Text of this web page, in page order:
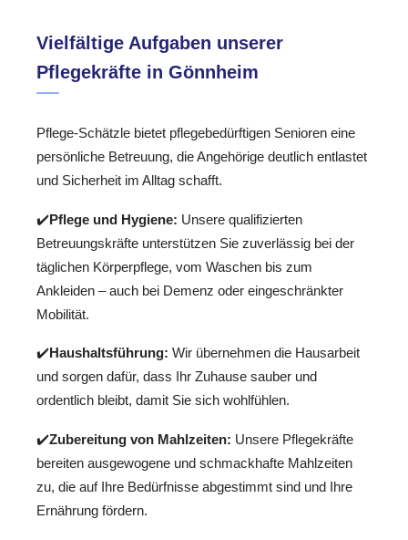
Vielfältige Aufgaben unserer
Pflegekräfte in Gönnheim
Pflege-Schätzle bietet pflegebedürftigen Senioren eine
persönliche Betreuung, die Angehörige deutlich entlastet
und Sicherheit im Alltag schafft.
✔️Pflege und Hygiene: Unsere qualifizierten
Betreuungskräfte unterstützen Sie zuverlässig bei der
täglichen Körperpflege, vom Waschen bis zum
Ankleiden – auch bei Demenz oder eingeschränkter
Mobilität.
✔️Haushaltsführung: Wir übernehmen die Hausarbeit
und sorgen dafür, dass Ihr Zuhause sauber und
ordentlich bleibt, damit Sie sich wohlfühlen.
✔️Zubereitung von Mahlzeiten: Unsere Pflegekräfte
bereiten ausgewogene und schmackhafte Mahlzeiten
zu, die auf Ihre Bedürfnisse abgestimmt sind und Ihre
Ernährung fördern.